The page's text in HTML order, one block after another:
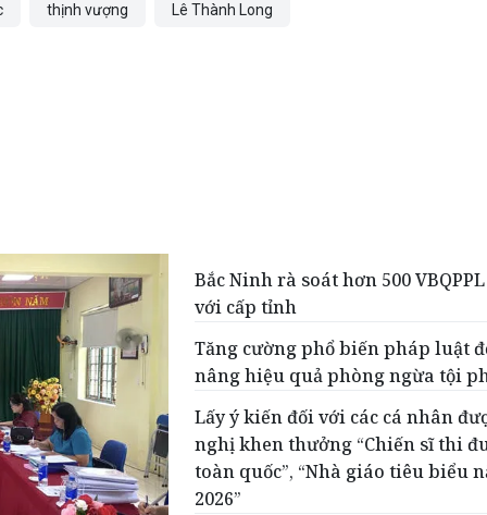
thịnh vượng Lê Thành Long
Bắc Ninh rà soát hơn 500
với cấp tỉnh
Tăng cường phổ biến pháp luật
nâng hiệu quả phòng ngừa tội
Lấy ý kiến đối với các cá nhân
nghị khen thưởng “Chiến sĩ thi
toàn quốc”, “Nhà giáo tiêu biểu
2026”